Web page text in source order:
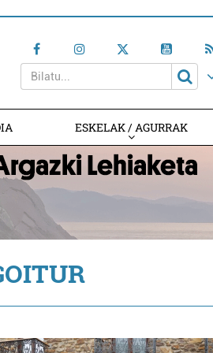
ESKELAK / AGURRAK